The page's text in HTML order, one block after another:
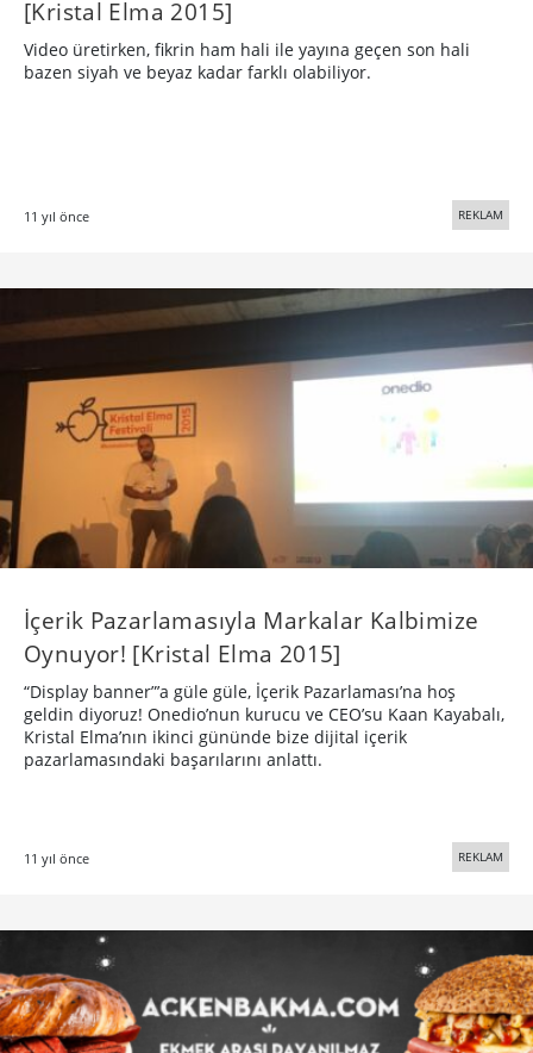
[Kristal Elma 2015]
Video üretirken, fikrin ham hali ile yayına geçen son hali
bazen siyah ve beyaz kadar farklı olabiliyor.
11 yıl önce REKLAM
İçerik Pazarlamasıyla Markalar Kalbimize
Oynuyor! [Kristal Elma 2015]
“Display banner”’a güle güle, İçerik Pazarlaması’na hoş
geldin diyoruz! Onedio’nun kurucu ve CEO’su Kaan Kayabalı,
Kristal Elma’nın ikinci gününde bize dijital içerik
pazarlamasındaki başarılarını anlattı.
11 yıl önce REKLAM